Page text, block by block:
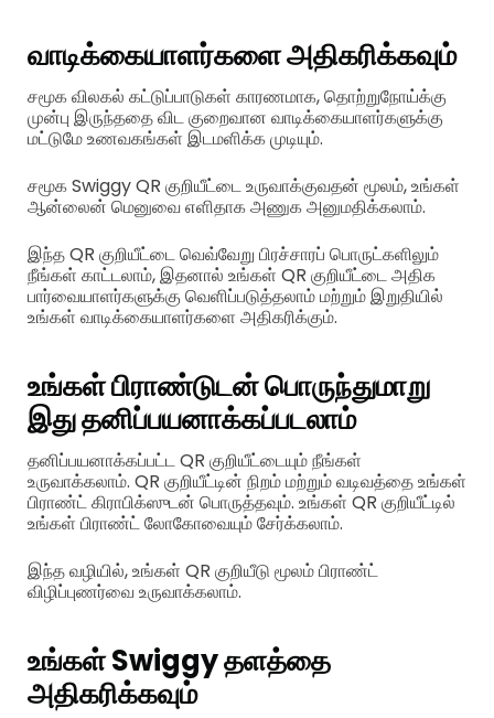
வாடிக்கையாளர்களை அதிகரிக்கவும்
சமூக விலகல் கட்டுப்பாடுகள் காரணமாக, தொற்றுநோய்க்கு
முன்பு இருந்ததை விட குறைவான வாடிக்கையாளர்களுக்கு
மட்டுமே உணவகங்கள் இடமளிக்க முடியும்.
சமூக Swiggy QR குறியீட்டை உருவாக்குவதன் மூலம், உங்கள்
ஆன்லைன் மெனுவை எளிதாக அணுக அனுமதிக்கலாம்.
இந்த QR குறியீட்டை வெவ்வேறு பிரச்சாரப் பொருட்களிலும்
நீங்கள் காட்டலாம், இதனால் உங்கள் QR குறியீட்டை அதிக
பார்வையாளர்களுக்கு வெளிப்படுத்தலாம் மற்றும் இறுதியில்
உங்கள் வாடிக்கையாளர்களை அதிகரிக்கும்.
உங்கள் பிராண்டுடன் பொருந்துமாறு
இது தனிப்பயனாக்கப்படலாம்
தனிப்பயனாக்கப்பட்ட QR குறியீட்டையும் நீங்கள்
உருவாக்கலாம். QR குறியீட்டின் நிறம் மற்றும் வடிவத்தை உங்கள்
பிராண்ட் கிராபிக்ஸுடன் பொருத்தவும். உங்கள் QR குறியீட்டில்
உங்கள் பிராண்ட் லோகோவையும் சேர்க்கலாம்.
இந்த வழியில், உங்கள் QR குறியீடு மூலம் பிராண்ட்
விழிப்புணர்வை உருவாக்கலாம்.
உங்கள் Swiggy தளத்தை
அதிகரிக்கவும்